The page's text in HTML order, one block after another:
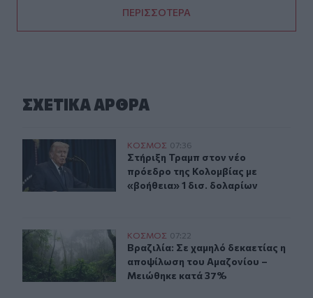
ΠΕΡΙΣΣΟΤΕΡΑ
ΣΧΕΤΙΚA AΡΘΡΑ
Στήριξη Τραμπ στον νέο πρόεδρο της Κολομβίας με
ΚΟΣΜΟΣ 07:36
Στήριξη Τραμπ στον νέο πρόεδρο
Στήριξη Τραμπ στον νέο
πρόεδρο της Κολομβίας με
«βοήθεια» 1 δισ. δολαρίων
Βραζιλία: Σε χαμηλό δεκαετίας η αποψίλωση του
ΚΟΣΜΟΣ 07:22
Βραζιλία: Σε χαμηλό δεκαετίας η
Βραζιλία: Σε χαμηλό δεκαετίας η
αποψίλωση του Αμαζονίου –
Μειώθηκε κατά 37%